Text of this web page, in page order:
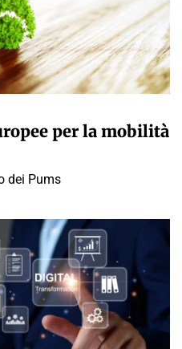
per la mobilità
dei Pums